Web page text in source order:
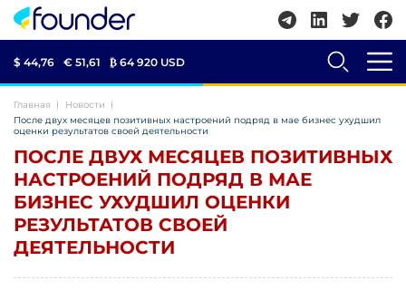
$ 44,76 € 51,61 ₿ 64 920 USD
Главная
Новости
После двух месяцев позитивных настроений подряд в мае бизнес ухудшил
оценки результатов своей деятельности
ПОСЛЕ ДВУХ МЕСЯЦЕВ ПОЗИТИВНЫХ
НАСТРОЕНИЙ ПОДРЯД В МАЕ
БИЗНЕС УХУДШИЛ ОЦЕНКИ
РЕЗУЛЬТАТОВ СВОЕЙ
ДЕЯТЕЛЬНОСТИ